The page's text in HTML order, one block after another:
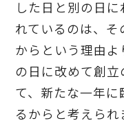
した日と別の日
れているのは、そ
からという理由よ
の日に改めて創立
て、新たな一年に
るからと考えられ